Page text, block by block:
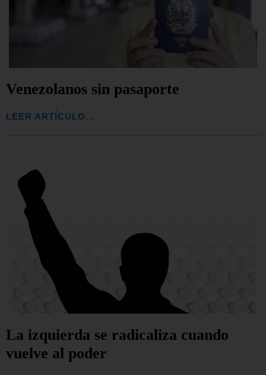
Venezolanos sin pasaporte
LEER ARTÍCULO...
La izquierda se radicaliza cuando
vuelve al poder